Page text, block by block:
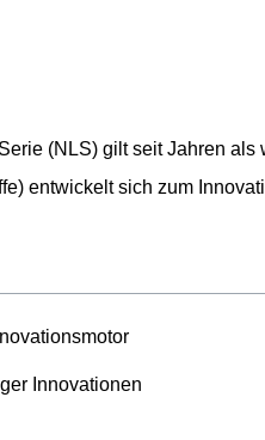
(NLS) gilt seit Jahren
entwickelt sich zum
Innovationen